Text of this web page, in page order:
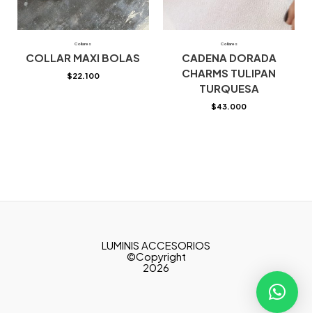
Collares
COLLAR MAXI BOLAS
$22.100
Collares
CADENA DORADA
CHARMS TULIPAN
TURQUESA
$43.000
LUMINIS ACCESORIOS
©Copyright
2026